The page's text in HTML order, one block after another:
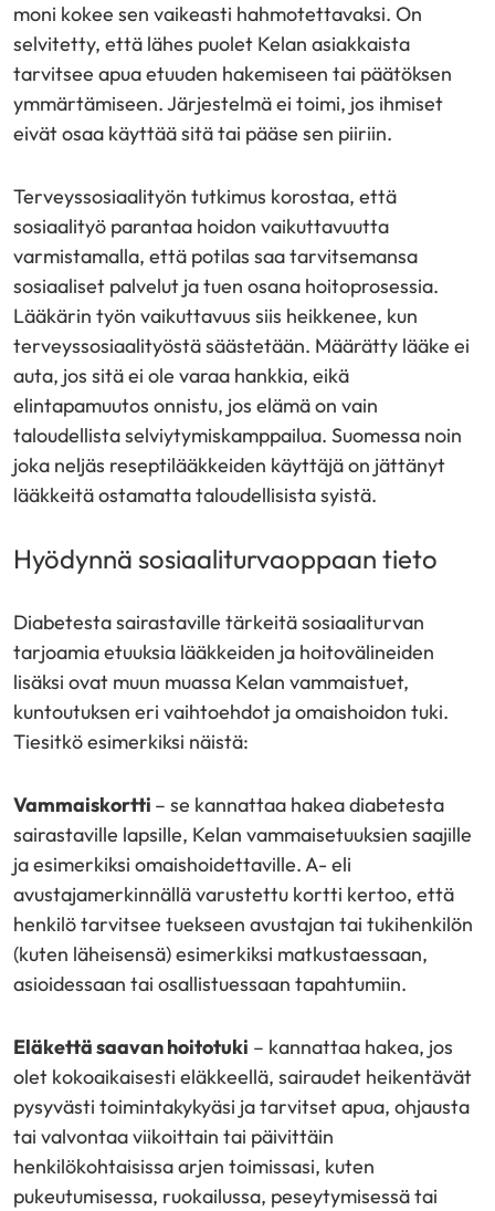
moni kokee sen vaikeasti hahmotettavaksi. On
selvitetty, että lähes puolet Kelan asiakkaista
tarvitsee apua etuuden hakemiseen tai päätöksen
ymmärtämiseen. Järjestelmä ei toimi, jos ihmiset
eivät osaa käyttää sitä tai pääse sen piiriin.
Terveyssosiaalityön tutkimus korostaa, että
sosiaalityö parantaa hoidon vaikuttavuutta
varmistamalla, että potilas saa tarvitsemansa
sosiaaliset palvelut ja tuen osana hoitoprosessia.
Lääkärin työn vaikuttavuus siis heikkenee, kun
terveyssosiaalityöstä säästetään. Määrätty lääke ei
auta, jos sitä ei ole varaa hankkia, eikä
elintapamuutos onnistu, jos elämä on vain
taloudellista selviytymiskamppailua. Suomessa noin
joka neljäs reseptilääkkeiden käyttäjä on jättänyt
lääkkeitä ostamatta taloudellisista syistä.
Hyödynnä sosiaaliturvaoppaan tieto
Diabetesta sairastaville tärkeitä sosiaaliturvan
tarjoamia etuuksia lääkkeiden ja hoitovälineiden
lisäksi ovat muun muassa Kelan vammaistuet,
kuntoutuksen eri vaihtoehdot ja omaishoidon tuki.
Tiesitkö esimerkiksi näistä:
Vammaiskortti – se kannattaa hakea diabetesta
sairastaville lapsille, Kelan vammaisetuuksien saajille
ja esimerkiksi omaishoidettaville. A- eli
avustajamerkinnällä varustettu kortti kertoo, että
henkilö tarvitsee tuekseen avustajan tai tukihenkilön
(kuten läheisensä) esimerkiksi matkustaessaan,
asioidessaan tai osallistuessaan tapahtumiin.
Eläkettä saavan hoitotuki – kannattaa hakea, jos
olet kokoaikaisesti eläkkeellä, sairaudet heikentävät
pysyvästi toimintakykyäsi ja tarvitset apua, ohjausta
tai valvontaa viikoittain tai päivittäin
henkilökohtaisissa arjen toimissasi, kuten
pukeutumisessa, ruokailussa, peseytymisessä tai